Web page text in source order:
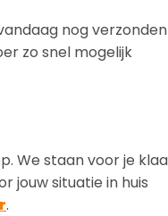
nog
zo snel mogelijk
We staan voor je
jouw situatie in huis
.